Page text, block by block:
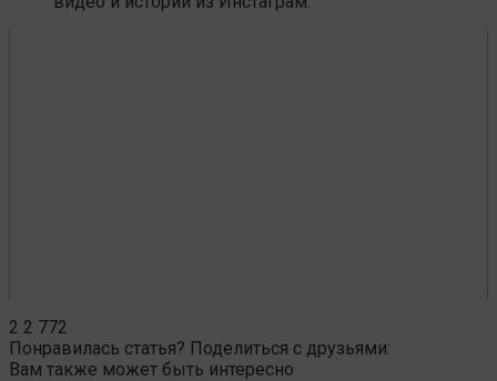
2 2 772
Понравилась статья? Поделиться с друзьями:
Вам также может быть интересно